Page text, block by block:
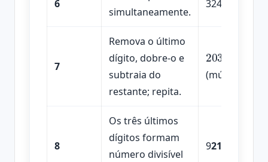
6
simultaneamente.
324 é par e
7
Remova o último
dígito, dobre-o e
subtraia do
restante; repita.
(múltiplo de
8
Os três últimos
dígitos formam
número divisível
9216